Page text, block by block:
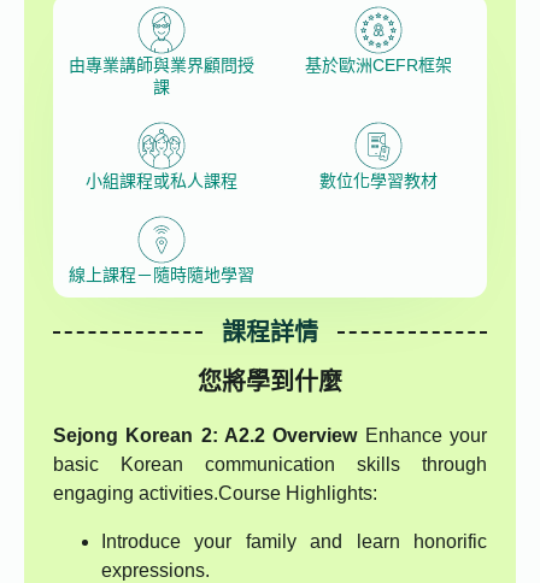
由專業講師與業界顧問授
課
基於歐洲CEFR框架
小組課程或私人課程 數位化學習教材
線上課程－隨時隨地學習
課程詳情
您將學到什麼
Sejong Korean 2: A2.2 Overview Enhance your
basic Korean communication skills through
engaging activities.Course Highlights:
Introduce your family and learn honorific
expressions.